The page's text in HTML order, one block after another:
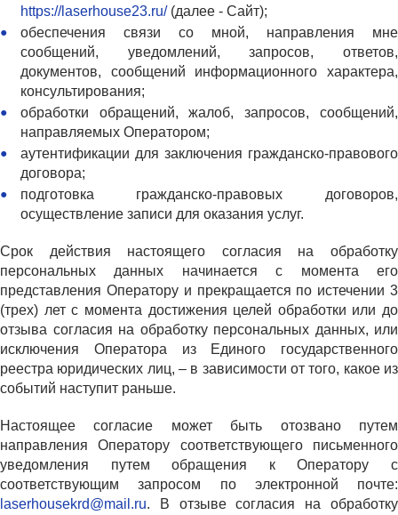
https://laserhouse23.ru/(далее - Сайт);
обеспечения связи со мной, направления мне
сообщений, уведомлений, запросов, ответов,
документов, сообщений информационного характера,
консультирования;
обработки обращений, жалоб, запросов, сообщений,
направляемых Оператором;
аутентификации для заключения гражданско-правового
договора;
подготовка гражданско-правовых договоров,
осуществление записи для оказания услуг.
Срок действия настоящего согласия на обработку
персональных данных начинается с момента его
представления Оператору и прекращается по истечении 3
(трех) лет с момента достижения целей обработки или до
отзыва согласия на обработку персональных данных, или
исключения Оператора из Единого государственного
реестра юридических лиц, – в зависимости от того, какое из
событий наступит раньше.
Настоящее согласие может быть отозвано путем
направления Оператору соответствующего письменного
уведомления путем обращения к Оператору с
соответствующим запросом по электронной почте:
laserhousekrd@mail.ru. В отзыве согласия на обработку